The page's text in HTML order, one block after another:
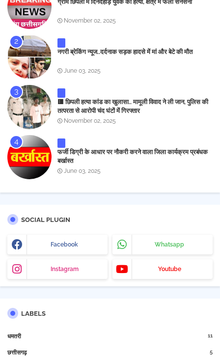
ग्राम छिपली में दिनदहाड़े युवक की हत्या, क्षेत्र में फैली सनसनी
November 02, 2025
नगरी ब्रेकिंग न्यूज..दर्दनाक सड़क हादसे में मां और बेटे की मौत
June 03, 2025
🟥 छिपली हत्या कांड का खुलासा.. मामूली विवाद ने ली जान, पुलिस की
तत्परता से आरोपी चंद घंटों में गिरफ्तार
November 02, 2025
फर्जी डिग्री के आधार पर नौकरी करने वाला जिला कार्यक्रम प्रबंधक
बर्खास्त
June 03, 2025
SOCIAL PLUGIN
Facebook Whatsapp
Instagram Youtube
LABELS
धमतरी 11
छत्तीसगढ़ 5